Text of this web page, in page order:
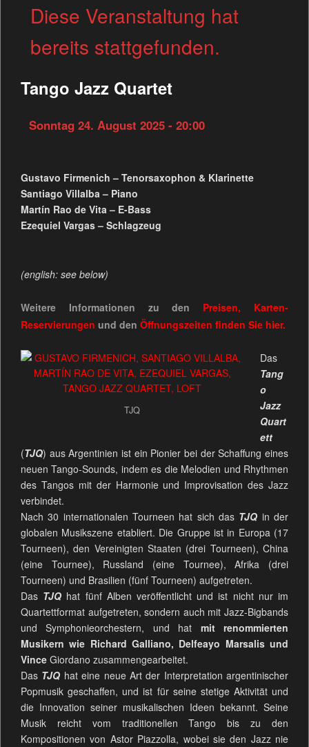
Diese Veranstaltung hat
bereits stattgefunden.
Tango Jazz Quartet
Sonntag 24. August 2025 - 20:00
Gustavo Firmenich – Tenorsaxophon & Klarinette
Santiago Villalba – Piano
Martín Rao de Vita – E-Bass
Ezequiel Vargas – Schlagzeug
(english: see below)
Weitere Informationen zu den Preisen, Karten-
Reservierungen und den Öffnungszeiten finden Sie hier.
TJQ
Das
Tang
o
Jazz
Quart
ett
(TJQ) aus Argentinien ist ein Pionier bei der Schaffung eines
neuen Tango-Sounds, indem es die Melodien und Rhythmen
des Tangos mit der Harmonie und Improvisation des Jazz
verbindet.
Nach 30 internationalen Tourneen hat sich das TJQ in der
globalen Musikszene etabliert. Die Gruppe ist in Europa (17
Tourneen), den Vereinigten Staaten (drei Tourneen), China
(eine Tournee), Russland (eine Tournee), Afrika (drei
Tourneen) und Brasilien (fünf Tourneen) aufgetreten.
Das TJQ hat fünf Alben veröffentlicht und ist nicht nur im
Quartettformat aufgetreten, sondern auch mit Jazz-Bigbands
und Symphonieorchestern, und hat mit renommierten
Musikern wie Richard Galliano, Delfeayo Marsalis und
VinceGiordano zusammengearbeitet.
Das TJQ hat eine neue Art der Interpretation argentinischer
Popmusik geschaffen, und ist für seine stetige Aktivität und
die Innovation seiner musikalischen Ideen bekannt. Seine
Musik reicht vom traditionellen Tango bis zu den
Kompositionen von Astor Piazzolla, wobei sie den Jazz nie